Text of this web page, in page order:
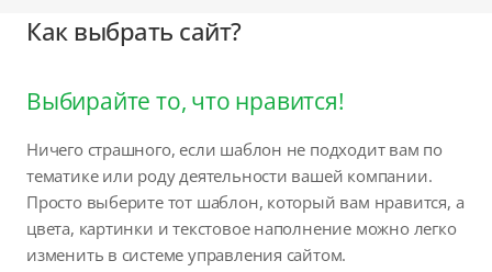
Как выбрать сайт?
Выбирайте то, что нравится!
Ничего страшного, если шаблон не подходит вам по
тематике или роду деятельности вашей компании.
Просто выберите тот шаблон, который вам нравится, а
цвета, картинки и текстовое наполнение можно легко
изменить в системе управления сайтом.